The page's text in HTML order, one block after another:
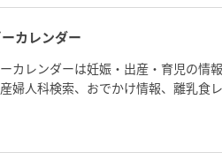
カレンダー
カレンダーは妊娠・出産・育児の情
婦人科検索、おでかけ情報、離乳食